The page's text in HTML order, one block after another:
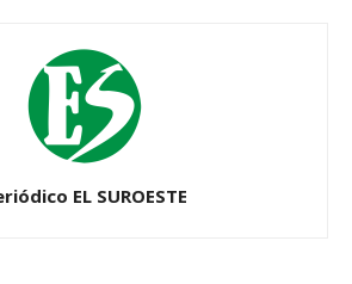
EL SUROESTE